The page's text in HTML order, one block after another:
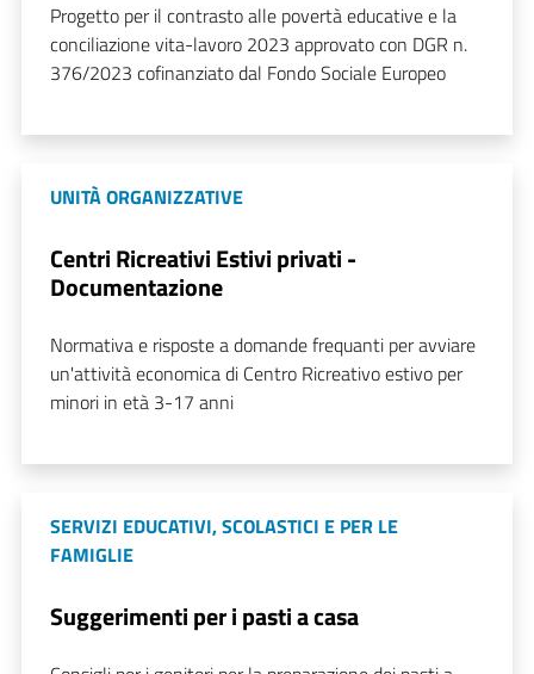
Progetto per il contrasto alle povertà educative e la
conciliazione vita-lavoro 2023 approvato con DGR n.
376/2023 cofinanziato dal Fondo Sociale Europeo
UNITÀ ORGANIZZATIVE
Centri Ricreativi Estivi privati -
Documentazione
Normativa e risposte a domande frequanti per avviare
un'attività economica di Centro Ricreativo estivo per
minori in età 3-17 anni
SERVIZI EDUCATIVI, SCOLASTICI E PER LE
FAMIGLIE
Suggerimenti per i pasti a casa